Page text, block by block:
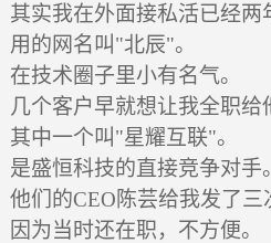
其实我在外面接私活已经两
用的网名叫"北辰"。
在技术圈子里小有名气。
几个客户早就想让我全职给
其中一个叫"星耀互联"。
是盛恒科技的直接竞争对手。
他们的CEO陈芸给我发了三
因为当时还在职，不方便。